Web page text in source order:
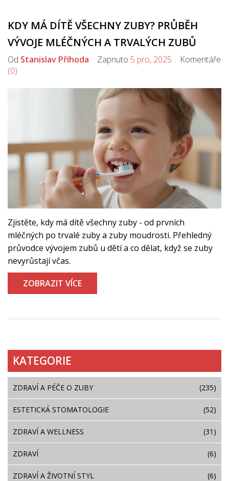
KDY MÁ DÍTĚ VŠECHNY ZUBY? PRŮBĚH
VÝVOJE MLÉČNÝCH A TRVALÝCH ZUBŮ
Od Stanislav Příhoda Zapnuto 5 pro, 2025 Komentáře
(0)
Zjistěte, kdy má dítě všechny zuby - od prvních
mléčných po trvalé zuby a zuby moudrosti. Přehledný
průvodce vývojem zubů u dětí a co dělat, když se zuby
nevyrůstají včas.
ZOBRAZIT VÍCE
KATEGORIE
ZDRAVÍ A PÉČE O ZUBY (235)
ESTETICKÁ STOMATOLOGIE (52)
ZDRAVÍ A WELLNESS (31)
ZDRAVÍ (6)
ZDRAVÍ A ŽIVOTNÍ STYL (6)